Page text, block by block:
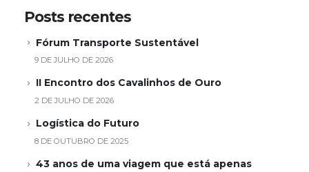
Posts recentes
Fórum Transporte Sustentável
9 DE JULHO DE 2026
II Encontro dos Cavalinhos de Ouro
2 DE JULHO DE 2026
Logística do Futuro
8 DE OUTUBRO DE 2025
43 anos de uma viagem que está apenas